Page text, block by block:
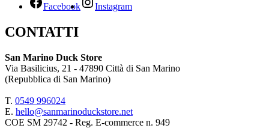
Facebook Instagram
CONTATTI
San Marino Duck Store
Via Basilicius, 21 - 47890 Città di San Marino
(Repubblica di San Marino)
T. 0549 996024
E. hello@sanmarinoduckstore.net
COE SM 29742 - Reg. E-commerce n. 949